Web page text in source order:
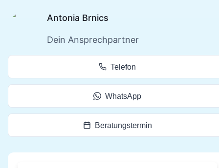
Antonia Brnics
Dein Ansprechpartner
Telefon
WhatsApp
Beratungstermin